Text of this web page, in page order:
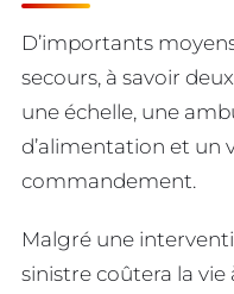
D’importants
secours, à savoir
une échelle, une
d’alimentation et un
commandement.
Malgré une
sinistre coûtera la vie